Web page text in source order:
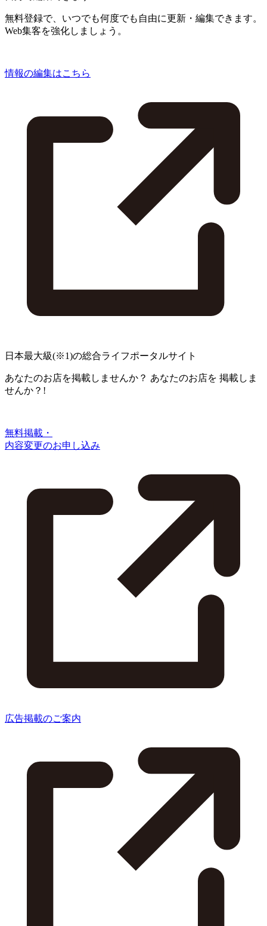
無料登録で、いつでも何度でも自由に更新・編集できます。
Web集客を強化しましょう。
情報の編集はこちら
日本最大級(※1)の総合ライフポータルサイト
あなたのお店を掲載しませんか？ あなたのお店を 掲載しま
せんか？!
無料掲載・
内容変更のお申し込み
広告掲載のご案内